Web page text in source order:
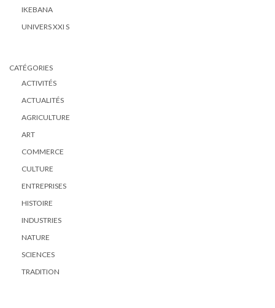
IKEBANA
UNIVERS XXI S
CATÉGORIES
ACTIVITÉS
ACTUALITÉS
AGRICULTURE
ART
COMMERCE
CULTURE
ENTREPRISES
HISTOIRE
INDUSTRIES
NATURE
SCIENCES
TRADITION